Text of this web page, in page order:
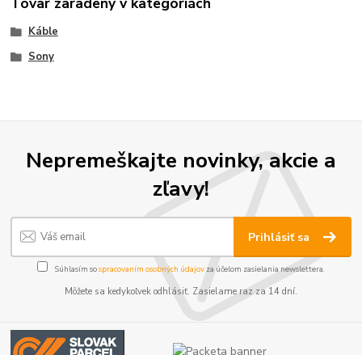
Káble
Sony
Nepremeškajte novinky, akcie a
zľavy!
Prihlásiť sa
Súhlasím sospracovaním osobných údajov za účelom zasielania newslettera.
Môžete sa kedykoľvek odhlásiť. Zasielame raz za 14 dní.